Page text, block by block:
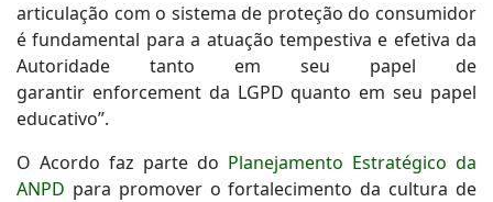
articulação com o sistema de proteção do consumidor
é fundamental para a atuação tempestiva e efetiva da
Autoridade tanto em seu papel de
garantir enforcement da LGPD quanto em seu papel
educativo”.
O Acordo faz parte do Planejamento Estratégico da
ANPD para promover o fortalecimento da cultura de